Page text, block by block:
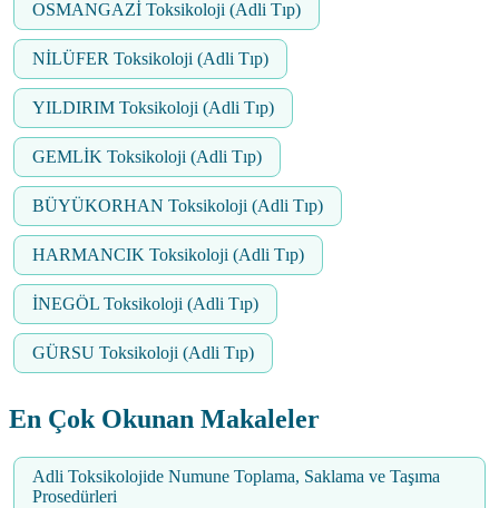
OSMANGAZİ Toksikoloji (Adli Tıp)
NİLÜFER Toksikoloji (Adli Tıp)
YILDIRIM Toksikoloji (Adli Tıp)
GEMLİK Toksikoloji (Adli Tıp)
BÜYÜKORHAN Toksikoloji (Adli Tıp)
HARMANCIK Toksikoloji (Adli Tıp)
İNEGÖL Toksikoloji (Adli Tıp)
GÜRSU Toksikoloji (Adli Tıp)
En Çok Okunan Makaleler
Adli Toksikolojide Numune Toplama, Saklama ve Taşıma
Prosedürleri